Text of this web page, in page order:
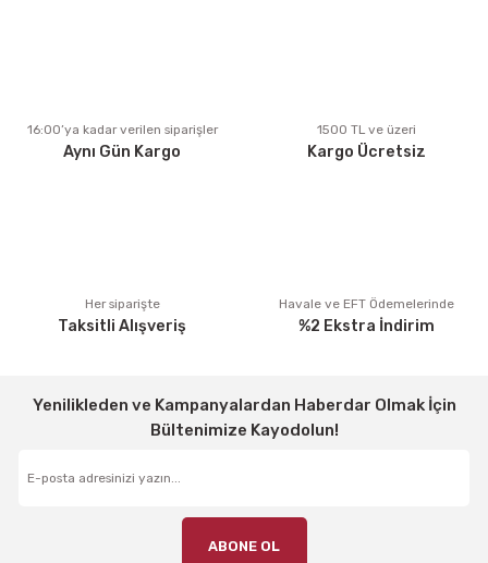
Ürün fiyatı diğer sitelerden daha pahalı.
Bu ürüne benzer farklı alternatifler olmalı.
16:00’ya kadar verilen siparişler
Aynı Gün Kargo
1500 TL ve üzeri
Kargo Ücretsiz
Her siparişte
Taksitli Alışveriş
Havale ve EFT Ödemelerinde
%2 Ekstra İndirim
Yenilikleden ve Kampanyalardan Haberdar Olmak İçin
Bültenimize Kayodolun!
ABONE OL